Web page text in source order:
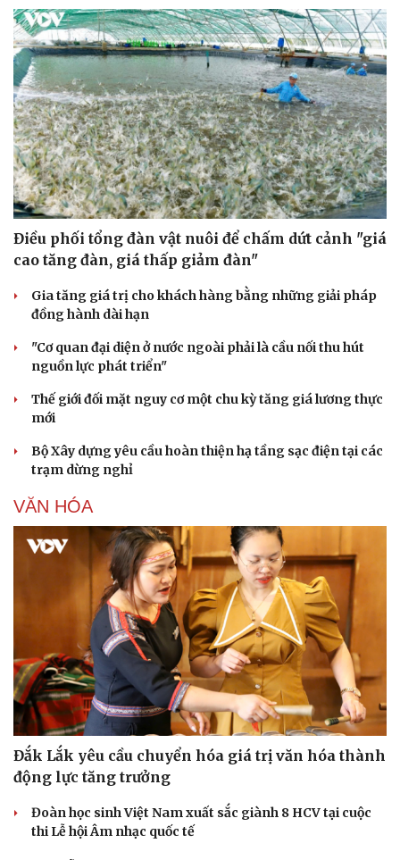
Văn hóa
Sân khấu - Điện ảnh
Văn học
Di sản
Nghệ sĩ
Điều phối tổng đàn vật nuôi để chấm dứt cảnh "giá
cao tăng đàn, giá thấp giảm đàn"
Gia tăng giá trị cho khách hàng bằng những giải pháp
đồng hành dài hạn
"Cơ quan đại diện ở nước ngoài phải là cầu nối thu hút
nguồn lực phát triển"
Thế giới đối mặt nguy cơ một chu kỳ tăng giá lương thực
mới
Bộ Xây dựng yêu cầu hoàn thiện hạ tầng sạc điện tại các
trạm dừng nghỉ
VĂN HÓA
Đắk Lắk yêu cầu chuyển hóa giá trị văn hóa thành
động lực tăng trưởng
Đoàn học sinh Việt Nam xuất sắc giành 8 HCV tại cuộc
thi Lễ hội Âm nhạc quốc tế